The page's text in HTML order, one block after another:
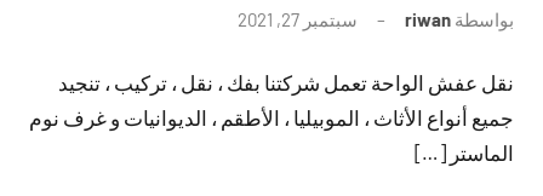
بواسطة riwan سبتمبر 27, 2021
تعليقات
نقل عفش الواحة تعمل شركتنا بفك ، نقل ، تركيب ، تنجيد
جميع أنواع الأثاث ، الموبيليا ، الأطقم ، الديوانيات و غرف نوم
الماستر […]